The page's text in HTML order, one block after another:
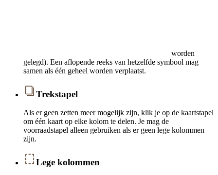
worden
gelegd). Een aflopende reeks van hetzelfde symbool mag
samen als één geheel worden verplaatst.
Trekstapel
Als er geen zetten meer mogelijk zijn, klik je op de kaartstapel
om één kaart op elke kolom te delen. Je mag de
voorraadstapel alleen gebruiken als er geen lege kolommen
zijn.
Lege kolommen